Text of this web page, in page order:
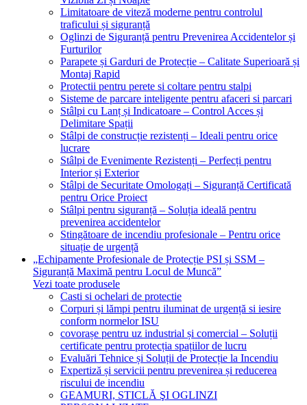
Limitatoare de viteză moderne pentru controlul
traficului și siguranță
Oglinzi de Siguranță pentru Prevenirea Accidentelor și
Furturilor
Parapete și Garduri de Protecție – Calitate Superioară și
Montaj Rapid
Protectii pentru perete si coltare pentru stalpi
Sisteme de parcare inteligente pentru afaceri si parcari
Stâlpi cu Lanț și Indicatoare – Control Acces și
Delimitare Spații
Stâlpi de construcție rezistenți – Ideali pentru orice
lucrare
Stâlpi de Evenimente Rezistenți – Perfecți pentru
Interior și Exterior
Stâlpi de Securitate Omologați – Siguranță Certificată
pentru Orice Proiect
Stâlpi pentru siguranță – Soluția ideală pentru
prevenirea accidentelor
Stingătoare de incendiu profesionale – Pentru orice
situație de urgență
„Echipamente Profesionale de Protecție PSI și SSM –
Siguranță Maximă pentru Locul de Muncă”
Vezi toate produsele
Casti si ochelari de protectie
Corpuri și lămpi pentru iluminat de urgență si iesire
conform normelor ISU
covorașe pentru uz industrial și comercial – Soluții
certificate pentru protecția spațiilor de lucru
Evaluări Tehnice și Soluții de Protecție la Incendiu
Expertiză și servicii pentru prevenirea și reducerea
riscului de incendiu
GEAMURI, STICLĂ ŞI OGLINZI